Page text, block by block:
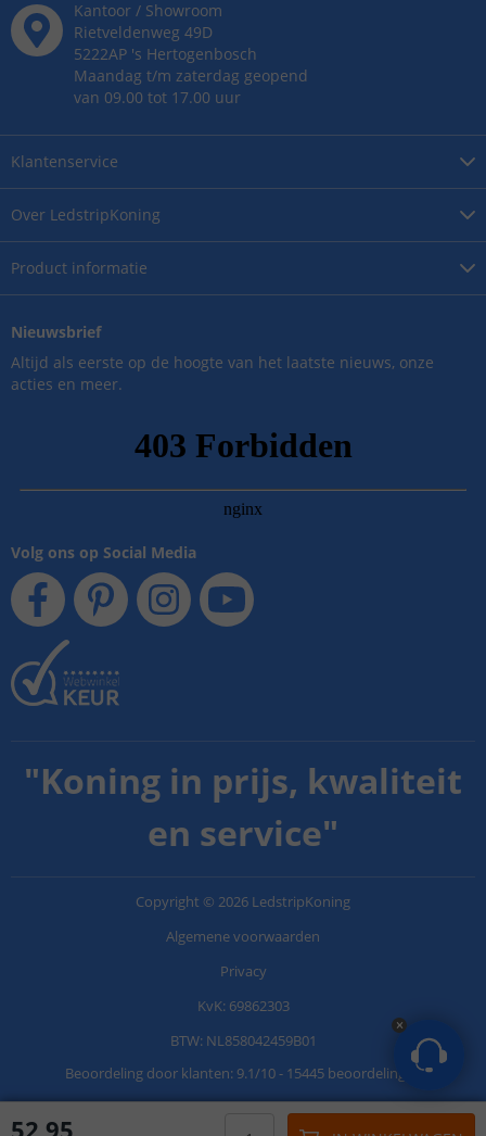
52 95
Over LedstripKoning
Product informatie
Klantenservice
Kantoor / Showroom
Rietveldenweg 49D
5222AP 's Hertogenbosch
Maandag t/m zaterdag geopend
van 09.00 tot 17.00 uur
Nieuwsbrief
Altijd als eerste op de hoogte van het laatste nieuws, onze
acties en meer.
Volg ons op Social Media
"Koning in prijs, kwaliteit
en service"
Copyright © 2026 LedstripKoning
Algemene voorwaarden
Privacy
KvK: 69862303
BTW: NL858042459B01
Beoordeling door klanten: 9.1/10- 15445 beoordelingen